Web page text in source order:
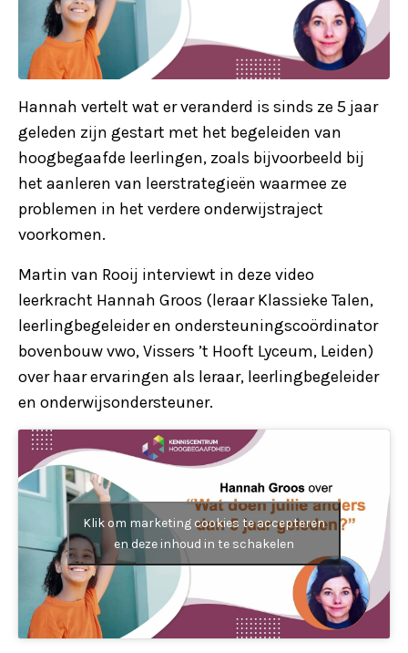
Hannah vertelt wat er veranderd is sinds ze 5 jaar
geleden zijn gestart met het begeleiden van
hoogbegaafde leerlingen, zoals bijvoorbeeld bij
het aanleren van leerstrategieën waarmee ze
problemen in het verdere onderwijstraject
voorkomen.
Martin van Rooij interviewt in deze video
leerkracht Hannah Groos (leraar Klassieke Talen,
leerlingbegeleider en ondersteuningscoördinator
bovenbouw vwo, Vissers ’t Hooft Lyceum, Leiden)
over haar ervaringen als leraar, leerlingbegeleider
en onderwijsondersteuner.
Klik om marketing cookies te accepteren
en deze inhoud in te schakelen